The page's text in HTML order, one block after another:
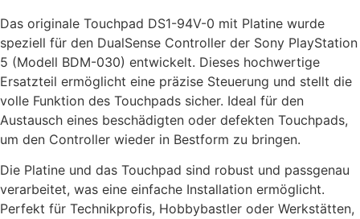
Das originale Touchpad DS1-94V-0 mit Platine wurde
speziell für den DualSense Controller der Sony PlayStation
5 (Modell BDM-030) entwickelt. Dieses hochwertige
Ersatzteil ermöglicht eine präzise Steuerung und stellt die
volle Funktion des Touchpads sicher. Ideal für den
Austausch eines beschädigten oder defekten Touchpads,
um den Controller wieder in Bestform zu bringen.
Die Platine und das Touchpad sind robust und passgenau
verarbeitet, was eine einfache Installation ermöglicht.
Perfekt für Technikprofis, Hobbybastler oder Werkstätten,